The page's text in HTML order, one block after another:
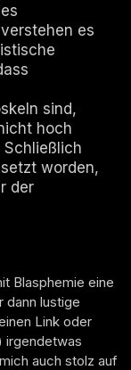
es
sind,
hoch
worden,
der
Blasphemie eine
dann lustige
Link oder
irgendetwas
auch stolz auf